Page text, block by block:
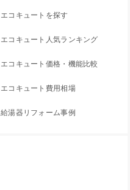
エコキュートを探す
エコキュート人気ランキング
エコキュート価格・機能比較
エコキュート費用相場
給湯器リフォーム事例